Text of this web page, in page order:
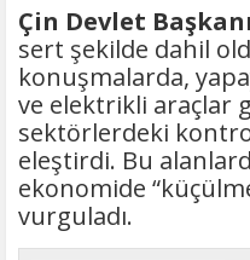
Çin Devlet
sert şekilde dahil
konuşmalarda,
ve elektrikli araçlar
sektörlerdeki
eleştirdi. Bu
ekonomide
vurguladı.